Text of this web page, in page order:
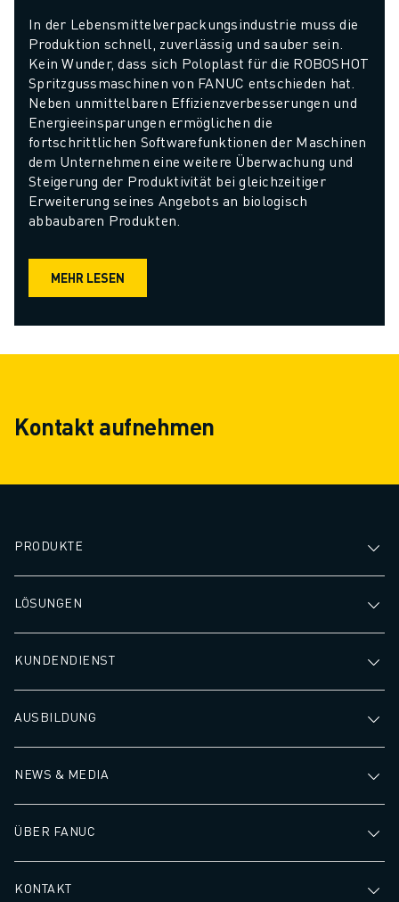
In der Lebensmittelverpackungsindustrie muss die
Produktion schnell, zuverlässig und sauber sein.
Kein Wunder, dass sich Poloplast für die ROBOSHOT
Spritzgussmaschinen von FANUC entschieden hat.
Neben unmittelbaren Effizienzverbesserungen und
Energieeinsparungen ermöglichen die
fortschrittlichen Softwarefunktionen der Maschinen
dem Unternehmen eine weitere Überwachung und
Steigerung der Produktivität bei gleichzeitiger
Erweiterung seines Angebots an biologisch
abbaubaren Produkten.
MEHR LESEN
Kontakt aufnehmen
PRODUKTE
LÖSUNGEN
KUNDENDIENST
AUSBILDUNG
NEWS & MEDIA
ÜBER FANUC
KONTAKT